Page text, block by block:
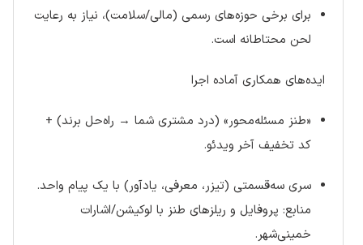
برای برخی حوزه‌های رسمی (مالی/سلامت)، نیاز به رعایت
لحن محتاطانه است.
ایده‌های همکاری آماده اجرا
«طنز مسئله‌محور» (درد مشتری شما → راه‌حل برند) +
کد تخفیف آخر ویدئو.
سری سه‌قسمتی (تیزر، معرفی، یادآور) با یک پیام واحد.
منابع: پروفایل و ریلزهای طنز با لوکیشن/اشارات
خمینی‌شهر.